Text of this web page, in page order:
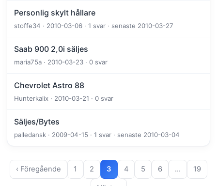
Personlig skylt hållare
stoffe34 · 2010-03-06 · 1 svar · senaste 2010-03-27
Saab 900 2,0i säljes
maria75a · 2010-03-23 · 0 svar
Chevrolet Astro 88
Hunterkalix · 2010-03-21 · 0 svar
Säljes/Bytes
palledansk · 2009-04-15 · 1 svar · senaste 2010-03-04
‹ Föregående 1 2 3 4 5 6 … 19